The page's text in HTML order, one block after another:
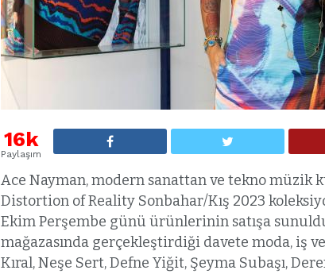
16k
Paylaşım
Ace Nayman, modern sanattan ve tekno
Distortion of Reality Sonbahar/Kış 2023
Ekim Perşembe günü ürünlerinin satışa
mağazasında gerçekleştirdiği davete moda, iş
Kıral, Neşe Sert, Defne Yiğit, Şeyma Subaşı,